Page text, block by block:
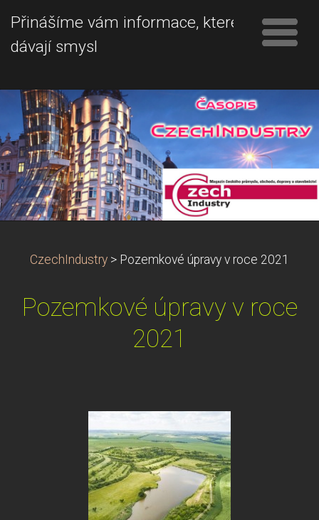
Přinášíme vám informace, které
dávají smysl
CzechIndustry > Pozemkové úpravy v roce 2021
Pozemkové úpravy v roce
2021